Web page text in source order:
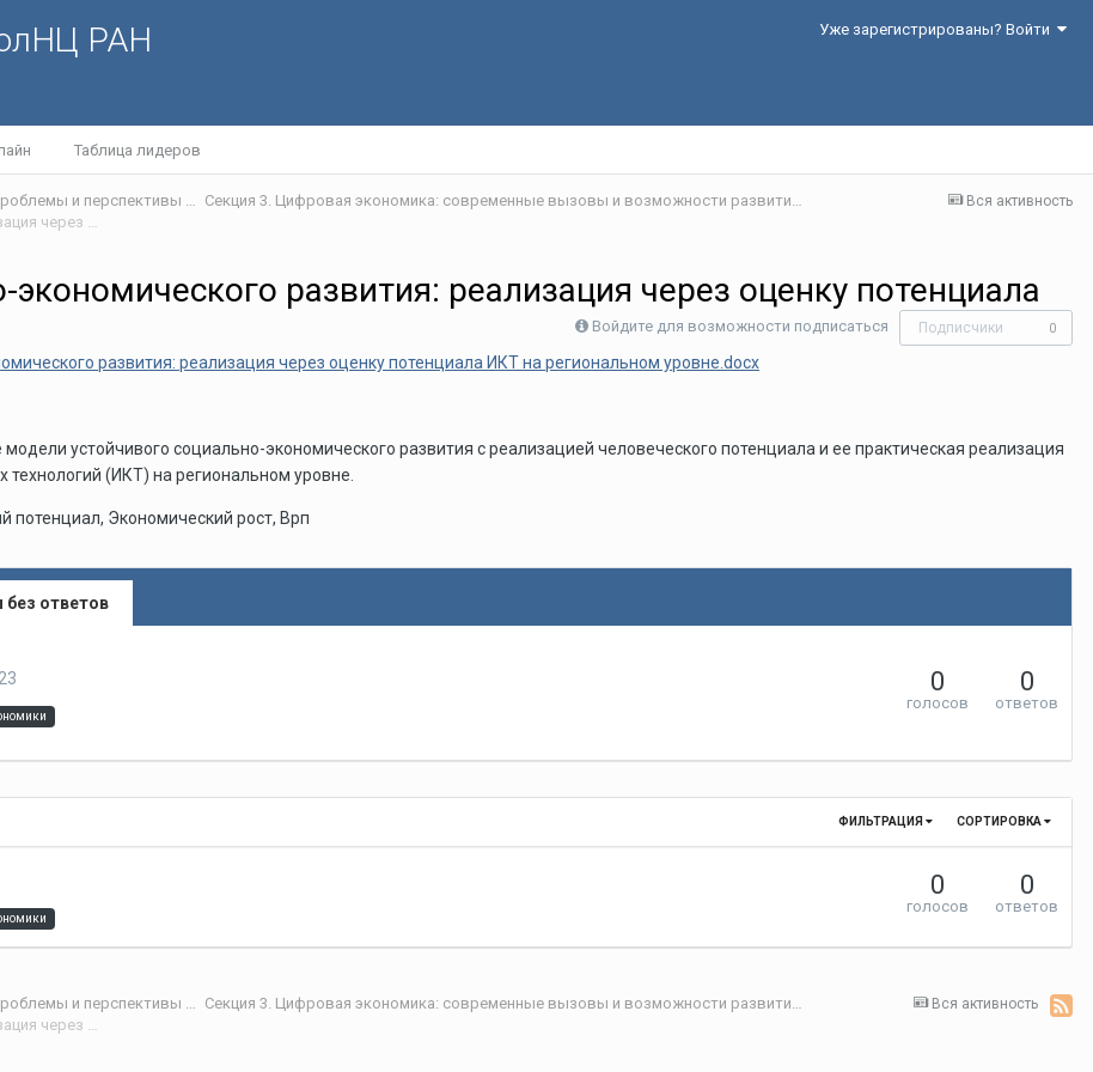
РАН Уже зарегистрированы? Войти
Таблица лидеров
Вся активность
VII Международная научная интернет-конференции «Проблемы и перспективы развития научно-технологического пространства»
Секция 3. Цифровая экономика: современные вызовы и возможности развития
Модель устойчивого социально-экономического развития: реализация через оценку потенциала ИКТ на региональном уровне
развития: реализация через оценку потенциала
Войдите для возможности подписаться Подписчики 0
развития: реализация через оценку потенциала ИКТ на региональном уровне.docx
устойчивого социально-экономического развития с реализацией человеческого потенциала и ее практическая реализация
(ИКТ) на региональном уровне.
потенциал, Экономический рост, Врп
без ответов
0
голосов
0
ответов
СОРТИРОВКА
ФИЛЬТРАЦИЯ
0
голосов
0
ответов
Вся активность
VII Международная научная интернет-конференции «Проблемы и перспективы развития научно-технологического пространства»
Секция 3. Цифровая экономика: современные вызовы и возможности развития
Модель устойчивого социально-экономического развития: реализация через оценку потенциала ИКТ на региональном уровне